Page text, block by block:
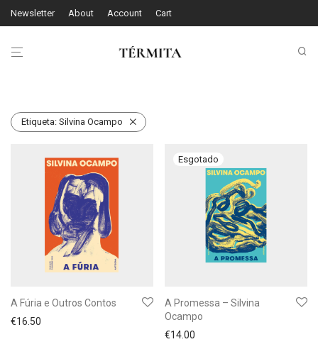
Newsletter About Account Cart
Etiqueta: Silvina Ocampo
A Fúria e Outros Contos
€16.50
A Promessa – Silvina
Ocampo
€14.00